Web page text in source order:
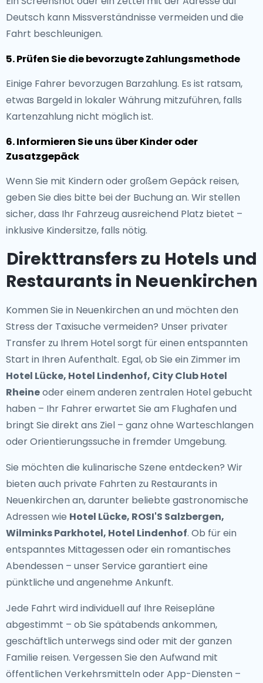
Deutsch kann Missverständnisse vermeiden und die
Fahrt beschleunigen.
5. Prüfen Sie die bevorzugte Zahlungsmethode
Einige Fahrer bevorzugen Barzahlung. Es ist ratsam,
etwas Bargeld in lokaler Währung mitzuführen, falls
Kartenzahlung nicht möglich ist.
6. Informieren Sie uns über Kinder oder
Zusatzgepäck
Wenn Sie mit Kindern oder großem Gepäck reisen,
geben Sie dies bitte bei der Buchung an. Wir stellen
sicher, dass Ihr Fahrzeug ausreichend Platz bietet –
inklusive Kindersitze, falls nötig.
Direkttransfers zu Hotels und
Restaurants in Neuenkirchen
Kommen Sie in Neuenkirchen an und möchten den
Stress der Taxisuche vermeiden? Unser privater
Transfer zu Ihrem Hotelsorgt für einen entspannten
Start in Ihren Aufenthalt. Egal, ob Sie ein Zimmer im
Hotel Lücke, Hotel Lindenhof, City Club Hotel
Rheineoder einem anderen zentralen Hotel gebucht
haben – Ihr Fahrer erwartet Sie am Flughafen und
bringt Sie direkt ans Ziel – ganz ohne Warteschlangen
oder Orientierungssuche in fremder Umgebung.
Sie möchten die kulinarische Szene entdecken? Wir
bieten auch private Fahrten zu Restaurants in
Neuenkirchen an, darunter beliebte gastronomische
Adressen wie Hotel Lücke, ROSI'S Salzbergen,
Wilminks Parkhotel, Hotel Lindenhof. Ob für ein
entspanntes Mittagessen oder ein romantisches
Abendessen – unser Service garantiert eine
pünktliche und angenehme Ankunft.
Jede Fahrt wird individuell auf Ihre Reisepläne
abgestimmt – ob Sie spätabends ankommen,
geschäftlich unterwegs sind oder mit der ganzen
Familie reisen. Vergessen Sie den Aufwand mit
öffentlichen Verkehrsmitteln oder App-Diensten –